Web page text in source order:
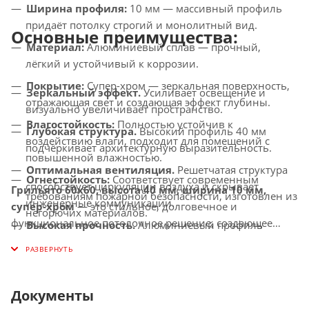
Ширина профиля: 10 мм — массивный профиль
придаёт потолку строгий и монолитный вид.
Материал:Алюминиевый сплав — прочный,
лёгкий и устойчивый к коррозии.
Покрытие: Супер-хром — зеркальная поверхность,
отражающая свет и создающая эффект глубины.
Влагостойкость: Полностью устойчив к
воздействию влаги, подходит для помещений с
повышенной влажностью.
Огнестойкость: Соответствует современным
требованиям пожарной безопасности, изготовлен из
негорючих материалов.
Совместимость с освещением:
Усиливает
освещение за счёт зеркального эффекта, идеально
Основные преимущества:
Зеркальный эффект.Усиливает освещение и
визуально увеличивает пространство.
Глубокая структура.Высокий профиль 40 мм
подчёркивает архитектурную выразительность.
Оптимальная вентиляция. Решетчатая структура
способствует циркуляции воздуха и скрывает
инженерные коммуникации.
Высокая прочность.Алюминиевый профиль
не требует сложного обслуживания.
Грильято 60x60, высота 40 мм, ширина 10 мм,
супер-хром— это стильное, долговечное и
функциональное потолочное решение, создающее
отражения и глубины.
Документы